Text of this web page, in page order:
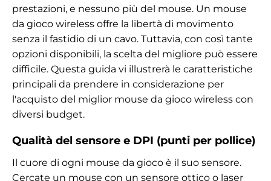
prestazioni, e nessuno più del mouse. Un mouse
da gioco wireless offre la libertà di movimento
senza il fastidio di un cavo. Tuttavia, con così tante
opzioni disponibili, la scelta del migliore può essere
difficile. Questa guida vi illustrerà le caratteristiche
principali da prendere in considerazione per
l'acquisto del miglior mouse da gioco wireless con
diversi budget.
Qualità del sensore e DPI (punti per pollice)
Il cuore di ogni mouse da gioco è il suo sensore.
Cercate un mouse con un sensore ottico o laser